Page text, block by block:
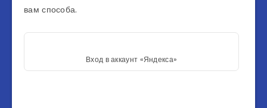
вам способа.
Вход в аккаунт «Яндекса»